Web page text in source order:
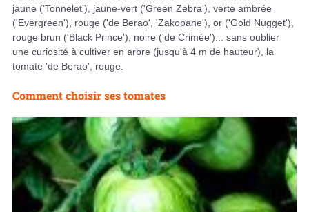
jaune ('Tonnelet'), jaune-vert ('Green Zebra'), verte ambrée
('Evergreen'), rouge ('de Berao', 'Zakopane'), or ('Gold Nugget'),
rouge brun ('Black Prince'), noire ('de Crimée')... sans oublier
une curiosité à cultiver en arbre (jusqu'à 4 m de hauteur), la
tomate 'de Berao', rouge.
Comment choisir ses tomates